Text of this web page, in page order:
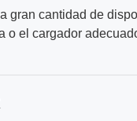
gran cantidad de
el cargador